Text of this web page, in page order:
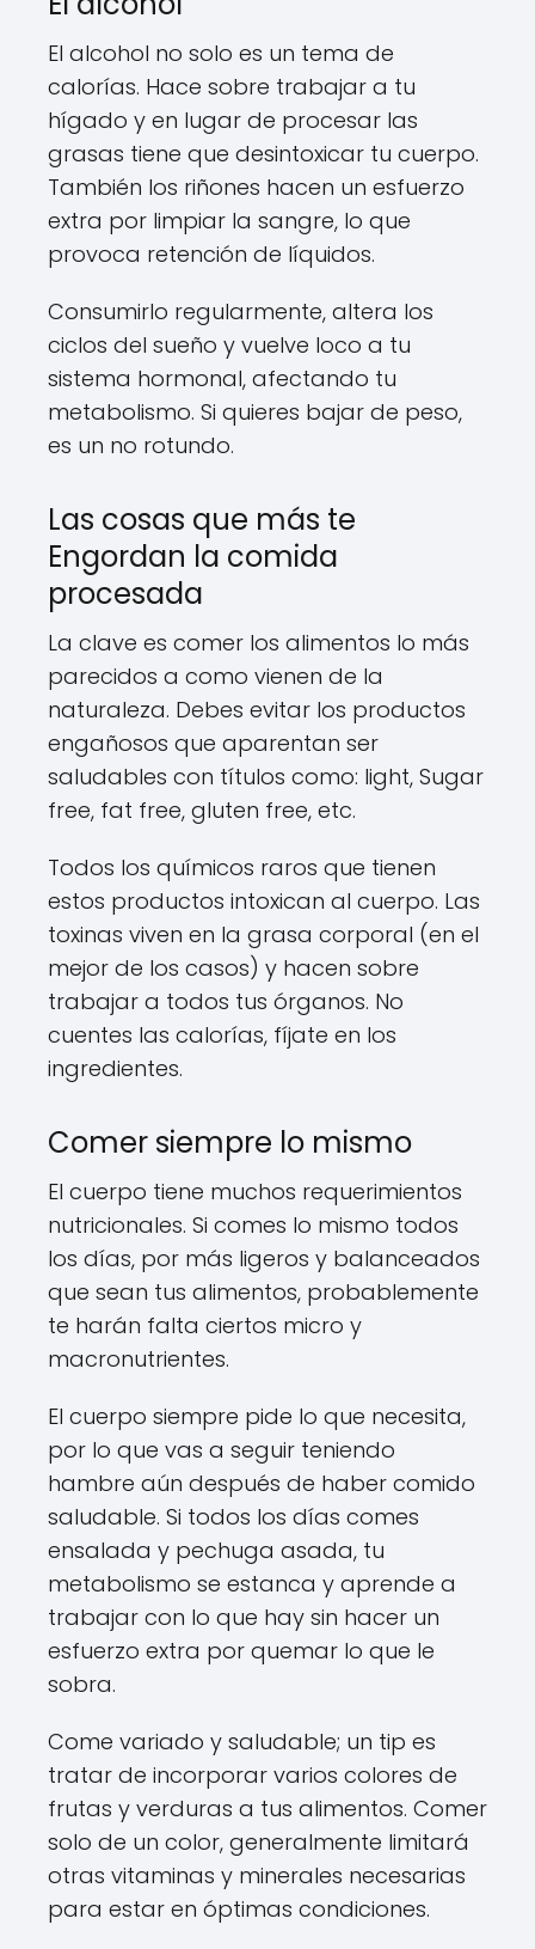
El alcohol no solo es un tema de
calorías. Hace sobre trabajar a tu
hígado y en lugar de procesar las
grasas tiene que desintoxicar tu cuerpo.
También los riñones hacen un esfuerzo
extra por limpiar la sangre, lo que
provoca retención de líquidos.
Consumirlo regularmente, altera los
ciclos del sueño y vuelve loco a tu
sistema hormonal, afectando tu
metabolismo. Si quieres bajar de peso,
es un no rotundo.
Las cosas que más te
Engordan la comida
procesada
La clave es comer los alimentos lo más
parecidos a como vienen de la
naturaleza. Debes evitar los productos
engañosos que aparentan ser
saludables con títulos como: light, Sugar
free, fat free, gluten free, etc.
Todos los químicos raros que tienen
estos productos intoxican al cuerpo. Las
toxinas viven en la grasa corporal (en el
mejor de los casos) y hacen sobre
trabajar a todos tus órganos. No
cuentes las calorías, fíjate en los
ingredientes.
Comer siempre lo mismo
El cuerpo tiene muchos requerimientos
nutricionales. Si comes lo mismo todos
los días, por más ligeros y balanceados
que sean tus alimentos, probablemente
te harán falta ciertos micro y
macronutrientes.
El cuerpo siempre pide lo que necesita,
por lo que vas a seguir teniendo
hambre aún después de haber comido
saludable. Si todos los días comes
ensalada y pechuga asada, tu
metabolismo se estanca y aprende a
trabajar con lo que hay sin hacer un
esfuerzo extra por quemar lo que le
sobra.
Come variado y saludable; un tip es
tratar de incorporar varios colores de
frutas y verduras a tus alimentos. Comer
solo de un color, generalmente limitará
otras vitaminas y minerales necesarias
para estar en óptimas condiciones.